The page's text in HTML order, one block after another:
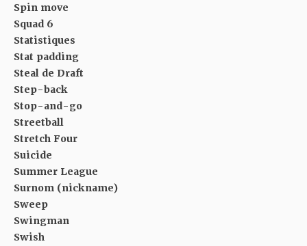
Spin move
Squad 6
Statistiques
Stat padding
Steal de Draft
Step-back
Stop-and-go
Streetball
Stretch Four
Suicide
Summer League
Surnom (nickname)
Sweep
Swingman
Swish